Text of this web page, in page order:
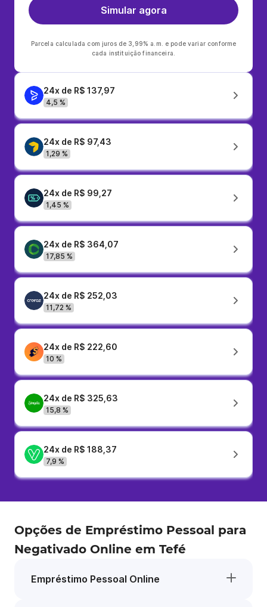
Simular agora
Parcela calculada com juros de 3,99% a.m. e pode variar conforme
cada instituição financeira.
24x de R$ 137,97
4,5 %
24x de R$ 97,43
1,29 %
24x de R$ 99,27
1,45 %
24x de R$ 364,07
17,85 %
24x de R$ 252,03
11,72 %
24x de R$ 222,60
10 %
24x de R$ 325,63
15,8 %
24x de R$ 188,37
7,9 %
Opções de Empréstimo Pessoal para
Negativado Online em Tefé
Empréstimo Pessoal Online